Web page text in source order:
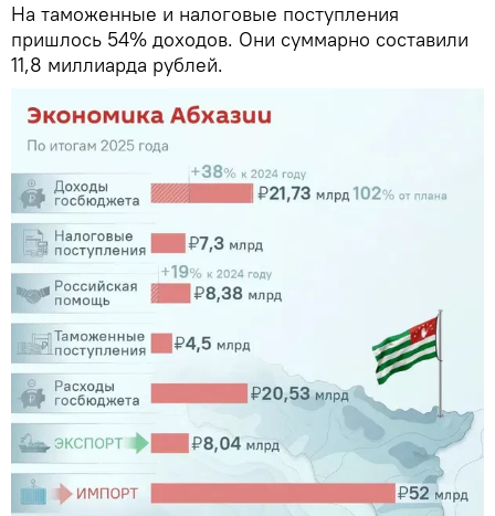
На таможенные и налоговые поступления
пришлось 54% доходов. Они суммарно составили
11,8 миллиарда рублей.